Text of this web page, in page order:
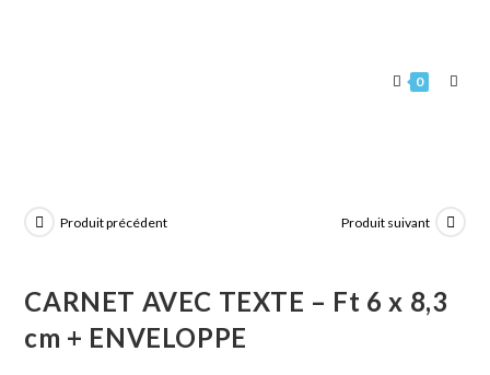
0
Produit précédent Produit suivant
CARNET AVEC TEXTE – Ft 6 x 8,3
cm + ENVELOPPE